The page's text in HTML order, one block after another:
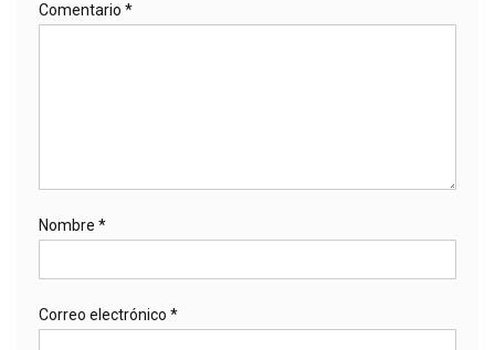
Comentario *
Nombre *
Correo electrónico *